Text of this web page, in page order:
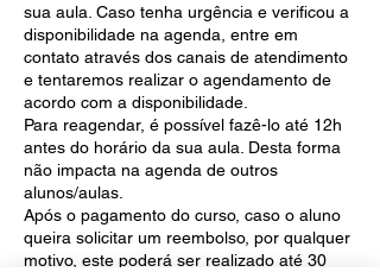
sua aula. Caso tenha urgência e verificou a
disponibilidade na agenda, entre em
contato através dos canais de atendimento
e tentaremos realizar o agendamento de
acordo com a disponibilidade.
Para reagendar, é possível fazê-lo até 12h
antes do horário da sua aula. Desta forma
não impacta na agenda de outros
alunos/aulas.
Após o pagamento do curso, caso o aluno
queira solicitar um reembolso, por qualquer
motivo, este poderá ser realizado até 30